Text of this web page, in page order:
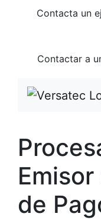
Contacta un
Contactar a
de